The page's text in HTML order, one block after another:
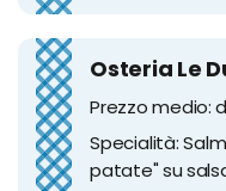
Osteria Le
Prezzo medio:
Specialità:
patate" su